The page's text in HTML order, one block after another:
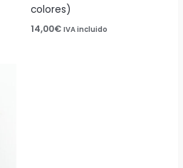
colores)
14,00€ IVA incluido